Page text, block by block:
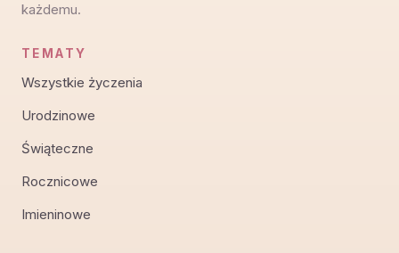
każdemu.
TEMATY
Wszystkie życzenia
Urodzinowe
Świąteczne
Rocznicowe
Imieninowe